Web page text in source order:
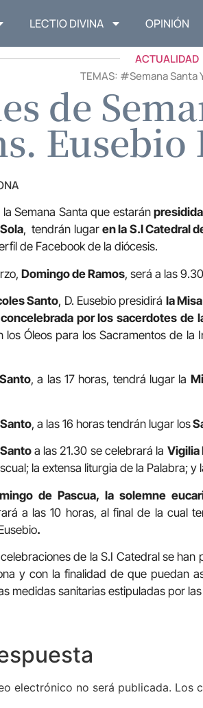
LECTIO DIVINA OPINIÓN
ACTUALIDAD
TEMAS: #Semana Santa
de
Eusebio
Semana Santa que estarán
, tendrán lugar en la S.I Catedral
de Facebook de la diócesis.
Domingo de Ramos, será a las
Santo, D. Eusebio presidirá la
por los sacerdotes de
los Óleos para los Sacramentos de la
, a las 17 horas, tendrá lugar la
, a las 16 horas tendrán lugar los
a las 21.30 se celebrará la Vigilia
la extensa liturgia de la Palabra; y
de Pascua, la solemne
a las 10 horas, al final de la cual
.
de la S.I Catedral se
y con la finalidad de que puedan
medidas sanitarias estipuladas por
electrónico no será publicada. Los